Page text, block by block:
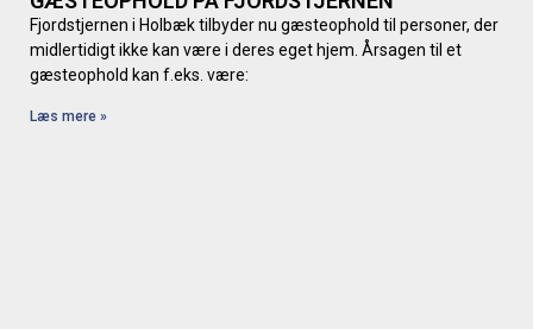
Fjordstjernen i Holbæk tilbyder nu gæsteophold til personer, der
midlertidigt ikke kan være i deres eget hjem. Årsagen til et
gæsteophold kan f.eks. være:
Læs mere »